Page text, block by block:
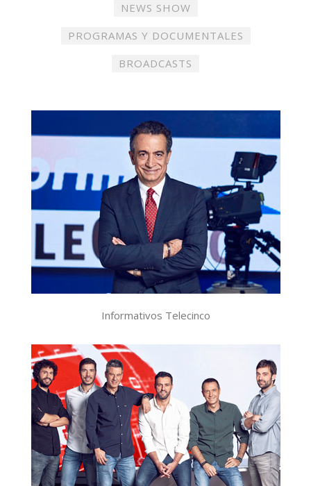
NEWS SHOW
PROGRAMAS Y DOCUMENTALES
BROADCASTS
Informativos Telecinco J. J. Santos, Pedro Piqueras,
producciones
Informativos Telecinco